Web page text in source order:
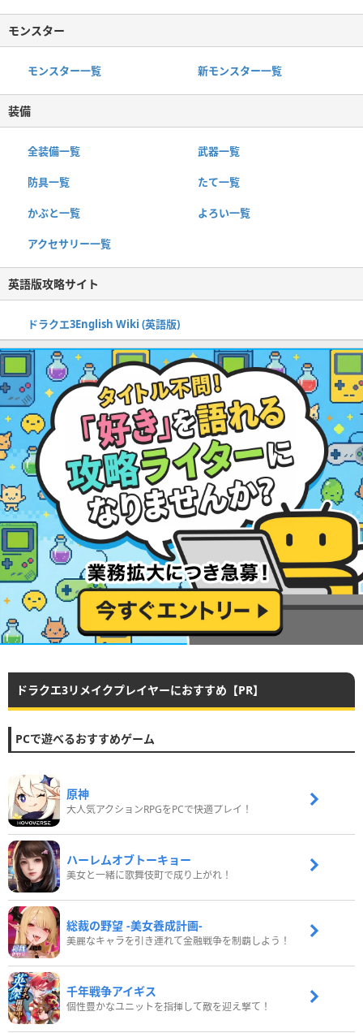
モンスター
モンスター一覧 新モンスター一覧
装備
全装備一覧 武器一覧
防具一覧 たて一覧
かぶと一覧 よろい一覧
アクセサリー一覧
英語版攻略サイト
ドラクエ3English Wiki (英語版)
ドラクエ3リメイクプレイヤーにおすすめ【PR】
PCで遊べるおすすめゲーム
原神
大人気アクションRPGをPCで快適プレイ！
ハーレムオブトーキョー
美女と一緒に歌舞伎町で成り上がれ！
総裁の野望 -美女養成計画-
美麗なキャラを引き連れて金融戦争を制覇しよう！
千年戦争アイギス
個性豊かなユニットを指揮して敵を迎え撃て！